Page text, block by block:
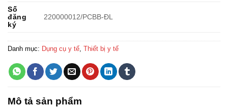
Số
đăng
ký
220000012/PCBB-ĐL
Danh mục: Dụng cụ y tế Thiết bị y tế
Mô tả sản phẩm